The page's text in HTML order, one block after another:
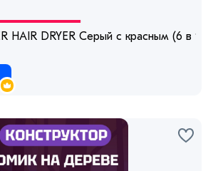
HAIR DRYER Серый с красным (6 в 1)